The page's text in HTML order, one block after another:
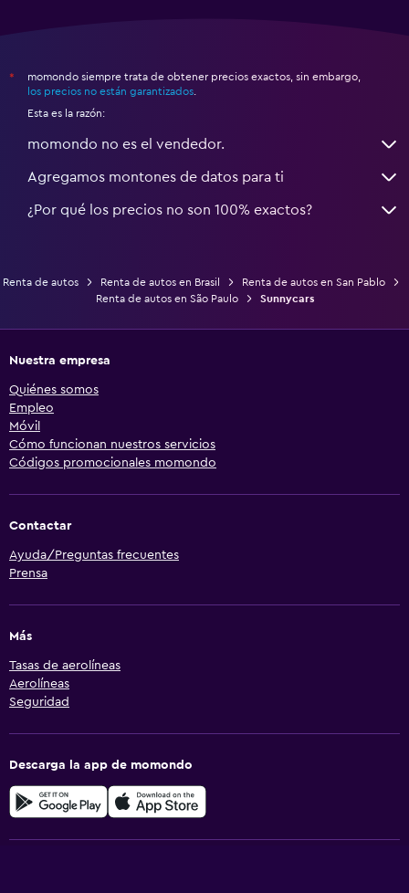
*
momondo siempre trata de obtener precios exactos, sin embargo,
los precios no están garantizados.
Esta es la razón:
momondo no es el vendedor.
Agregamos montones de datos para ti
¿Por qué los precios no son 100% exactos?
Renta de autos Renta de autos en Brasil
Renta de autos en San Pablo
Renta de autos en São Paulo
Sunnycars
Nuestra empresa
Quiénes somos
Empleo
Móvil
Cómo funcionan nuestros servicios
Códigos promocionales momondo
Contactar
Ayuda/Preguntas frecuentes
Prensa
Más
Tasas de aerolíneas
Aerolíneas
Seguridad
Descarga la app de momondo